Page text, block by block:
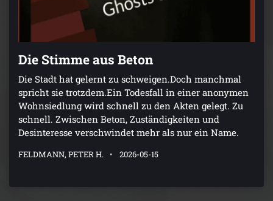
Die Stimme aus Beton
Die Stadt hat gelernt zu schweigen.Doch manchmal
spricht sie trotzdem.Ein Todesfall in einer anonymen
Wohnsiedlung wird schnell zu den Akten gelegt. Zu
schnell. Zwischen Beton, Zuständigkeiten und
Desinteresse verschwindet mehr als nur ein Name.
FELDMANN, PETER H. 2026-05-15